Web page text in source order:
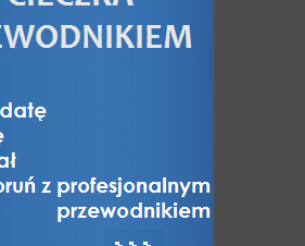
kontynentalnych
działań
łączyło duże
Łączył ich
system prawny oraz
praw obywatelskich